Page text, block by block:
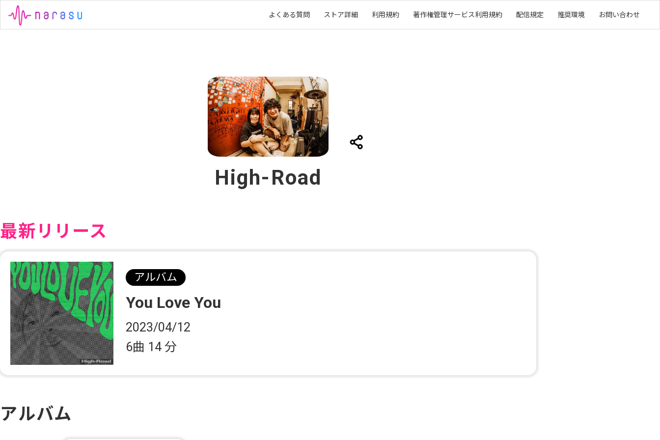
よくある質問 ストア詳細 利用規約 著作権管理サービス利用規約 配信規定 推奨環境 お問い合わせ
High-Road
最新リリース
アルバム
You Love You
2023/04/12
6曲 14 分
アルバム